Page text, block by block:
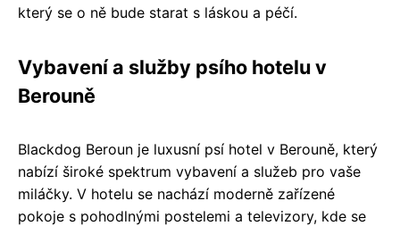
který se o ně bude starat s láskou a péčí.
Vybavení a služby psího hotelu v
Berouně
Blackdog Beroun je luxusní psí hotel v Berouně, který
nabízí široké spektrum vybavení a služeb pro vaše
miláčky. V hotelu se nachází moderně zařízené
pokoje s pohodlnými postelemi a televizory, kde se